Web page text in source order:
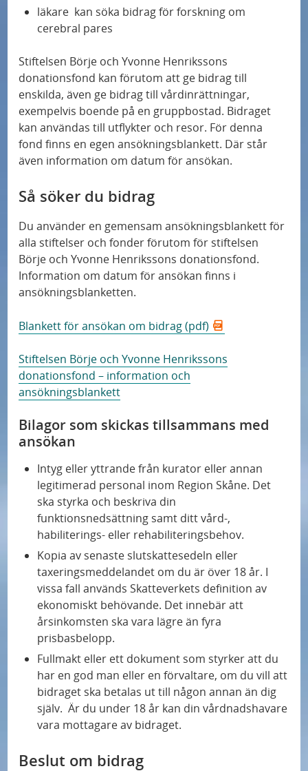
läkare kan söka bidrag för forskning om
cerebral pares
Stiftelsen Börje och Yvonne Henrikssons
donationsfond kan förutom att ge bidrag till
enskilda, även ge bidrag till vårdinrättningar,
exempelvis boende på en gruppbostad. Bidraget
kan användas till utflykter och resor. För denna
fond finns en egen ansökningsblankett. Där står
även information om datum för ansökan.
Så söker du bidrag
Du använder en gemensam ansökningsblankett för
alla stiftelser och fonder förutom för stiftelsen
Börje och Yvonne Henrikssons donationsfond.
Information om datum för ansökan finns i
ansökningsblanketten.
Blankett för ansökan om bidrag (pdf)
Stiftelsen Börje och Yvonne Henrikssons
donationsfond – information och
ansökningsblankett
Bilagor som skickas tillsammans med
ansökan
Intyg eller yttrande från kurator eller annan
legitimerad personal inom Region Skåne. Det
ska styrka och beskriva din
funktionsnedsättning samt ditt vård-,
habiliterings- eller rehabiliteringsbehov.
Kopia av senaste slutskattesedeln eller
taxeringsmeddelandet om du är över 18 år. I
vissa fall används Skatteverkets definition av
ekonomiskt behövande. Det innebär att
årsinkomsten ska vara lägre än fyra
prisbasbelopp.
Fullmakt eller ett dokument som styrker att du
har en god man eller en förvaltare, om du vill att
bidraget ska betalas ut till någon annan än dig
själv. Är du under 18 år kan din vårdnadshavare
vara mottagare av bidraget.
Beslut om bidrag